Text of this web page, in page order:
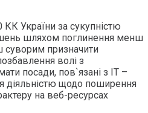
України за сукупністю
шляхом поглинення менш
суворим призначити
волі з
посади, пов`язані з ІТ –
діяльністю щодо поширення
на веб-ресурсах